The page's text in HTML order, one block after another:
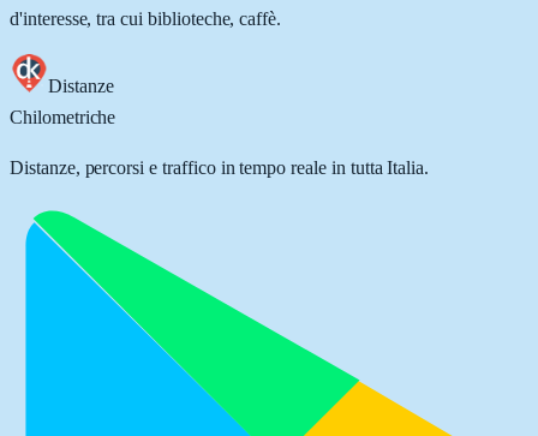
d'interesse, tra cui biblioteche, caffè.
Distanze
Chilometriche
Distanze, percorsi e traffico in tempo reale in tutta Italia.